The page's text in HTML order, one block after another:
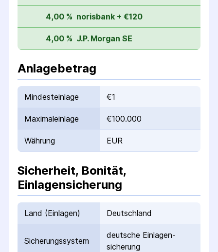
4,00 % norisbank + €120
4,00 % J.P. Morgan SE
Anlagebetrag
Mindesteinlage €1
Maximaleinlage €100.000
Währung EUR
Sicherheit, Bonität,
Einlagensicherung
Land (Einlagen) Deutschland
Sicherungs­system
deutsche Einlagen­
sicherung